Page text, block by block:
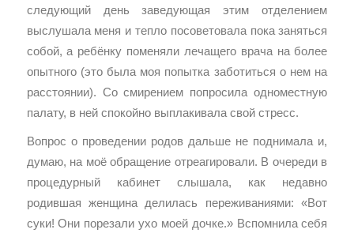
следующий день заведующая этим отделением
выслушала меня и тепло посоветовала пока заняться
собой, а ребёнку поменяли лечащего врача на более
опытного (это была моя попытка заботиться о нем на
расстоянии). Со смирением попросила одноместную
палату, в ней спокойно выплакивала свой стресс.
Вопрос о проведении родов дальше не поднимала и,
думаю, на моё обращение отреагировали. В очереди в
процедурный кабинет слышала, как недавно
родившая женщина делилась переживаниями: «Вот
суки! Они порезали ухо моей дочке.» Вспомнила себя